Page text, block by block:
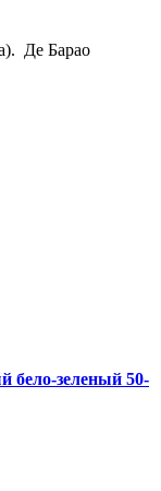
Де Барао
бело-зеленый 50-